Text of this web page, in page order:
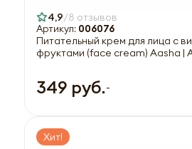
4,9 8 отзывов
Артикул: 006076
Питательный крем для лица с
фруктами (face cream) Aasha |
349 руб.-
Хит!